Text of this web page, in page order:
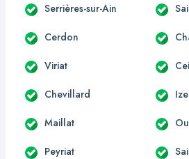
Serrières-sur-Ain
Cerdon
Viriat
Chevillard
Maillat
Peyriat